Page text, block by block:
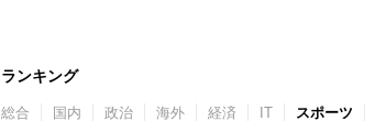
ランキング
総合 国内 政治 海外 経済 IT スポーツ